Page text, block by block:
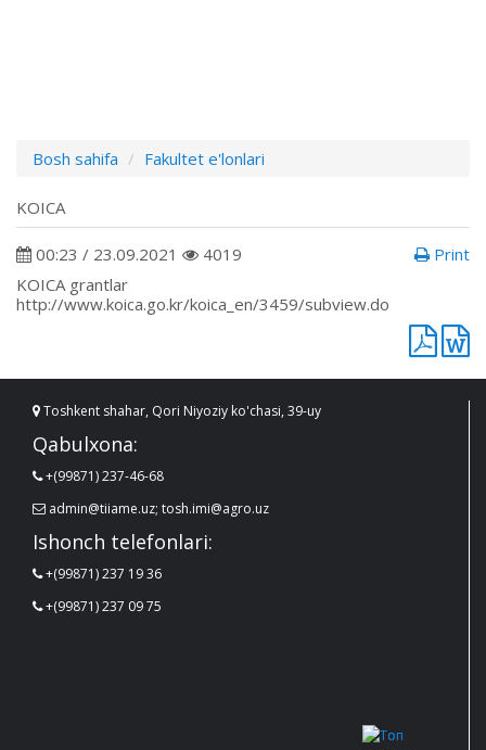
Bosh sahifa Fakultet e'lonlari
KOICA
00:23 / 23.09.2021 4019
Print
KOICA grantlar
http://www.koica.go.kr/koica_en/3459/subview.do
Toshkent shahar, Qori Niyoziy ko'chasi, 39-uy
Qabulxona:
+(99871) 237-46-68
admin@tiiame.uz; tosh.imi@agro.uz
Ishonch telefonlari:
+(99871) 237 19 36
+(99871) 237 09 75